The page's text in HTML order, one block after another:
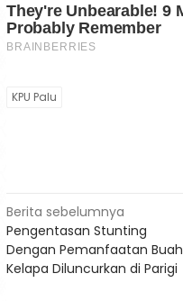
KPU Palu
Navigasi
pos
Berita sebelumnya
Pengentasan Stunting
Dengan Pemanfaatan Buah
Kelapa Diluncurkan di Parigi